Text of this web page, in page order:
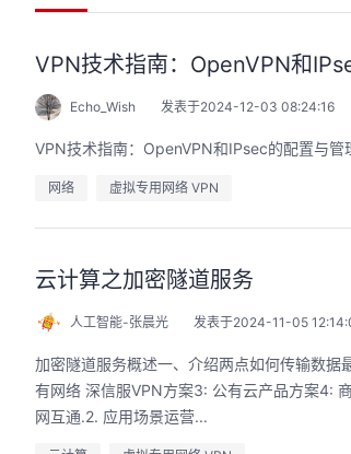
VPN技术指南：OpenVPN和
Echo_Wish 发表于2024-12-03 08:24:16
VPN技术指南：OpenVPN和IPsec的配置与管
网络 虚拟专用网络 VPN
云计算之加密隧道服务
人工智能-张晨光 发表于2024-11-05
加密隧道服务概述一、介绍两点如何传输数
有网络 深信服VPN方案3: 公有云产品方案4:
网互通.2. 应用场景运营...